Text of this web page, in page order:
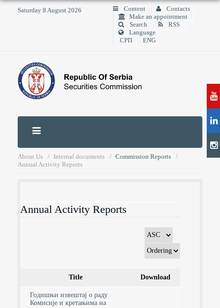
Saturday 8 August 2026 Content
Contacts
Make an appointment
Search
RSS
Language
СРП
ENG
About Us Internal documents
Commission Reports
Annual Activity Reports
Annual Activity Reports
Title Download
Годишњи извештај о раду
Комисије и кретањима на